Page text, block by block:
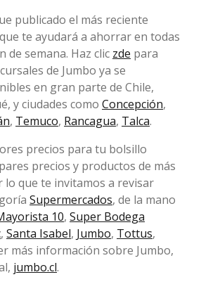
publicado el más reciente
te ayudará a ahorrar en todas
de semana. Haz clic zde para
de Jumbo ya se
en gran parte de Chile,
y ciudades como Concepción,
, Temuco, Rancagua, Talca.
precios para tu bolsillo
precios y productos de más
lo que te invitamos a revisar
Supermercados, de la mano
10, Super Bodega
, Santa Isabel, Jumbo, Tottus,
más información sobre Jumbo,
jumbo.cl.